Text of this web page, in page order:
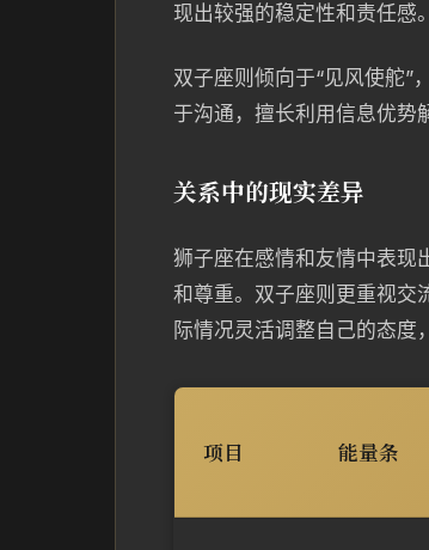
现出较强的稳定性和责任感。
双子座则倾向于“见风使舵”
于沟通，擅长利用信息优势
关系中的现实差异
狮子座在感情和友情中表现
和尊重。双子座则更重视交
际情况灵活调整自己的态度
项目 能量条